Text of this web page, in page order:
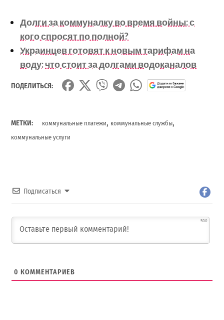
Долги за коммуналку во время войны: с
кого спросят по полной?
Украинцев готовят к новым тарифам на
воду: что стоит за долгами водоканалов
ПОДЕЛИТЬСЯ:
МЕТКИ: коммунальные платежи, коммунальные службы,
коммунальные услуги
Подписаться
500
0 КОММЕНТАРИЕВ